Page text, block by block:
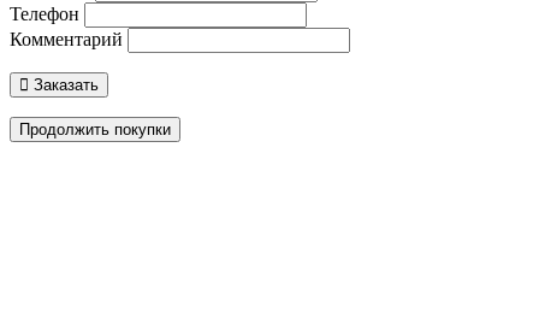
Телефон
Комментарий
Заказать
Продолжить покупки